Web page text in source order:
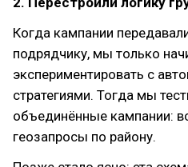
Когда кампании
подрядчику, мы только
экспериментировать с
стратегиями. Тогда мы
объединённые кампании:
геозапросы по району.